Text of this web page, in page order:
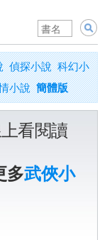
偵探小說 科幻小
小說 簡體版
看閱讀
多武俠小